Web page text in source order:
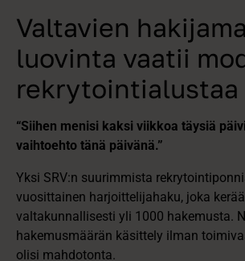
Valtavien
luovinta vaatii
rekrytointialustaa
“Siihen menisi kaksi viikkoa täysiä
vaihtoehto tänä päivänä.”
Yksi SRV:n suurimmista
vuosittainen harjoittelijahaku, joka kerää
valtakunnallisesti yli 1000 hakemusta.
hakemusmäärän käsittely ilman
olisi mahdotonta.